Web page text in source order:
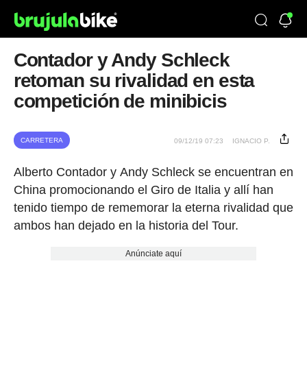
Contador y Andy Schleck
retoman su rivalidad en esta
competición de minibicis
CARRETERA 09/12/19 07:23 IGNACIO P.
Alberto Contador y Andy Schleck se encuentran en
China promocionando el Giro de Italia y allí han
tenido tiempo de rememorar la eterna rivalidad que
ambos han dejado en la historia del Tour.
Anúnciate aquí